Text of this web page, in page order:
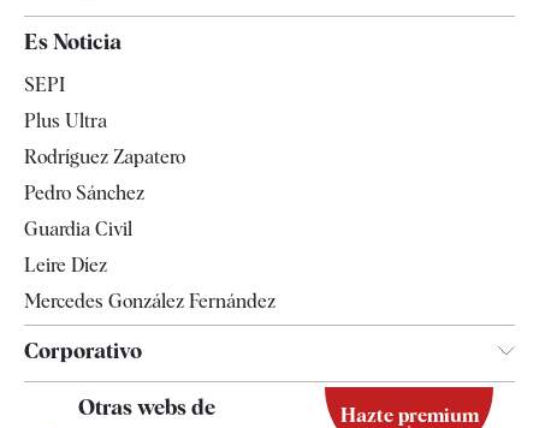
España
Televisión
Es Noticia
SEPI
Plus Ultra
Rodríguez Zapatero
Pedro Sánchez
Guardia Civil
Leire Díez
Mercedes González Fernández
Corporativo
Contacto
Otras webs de Hazte premium